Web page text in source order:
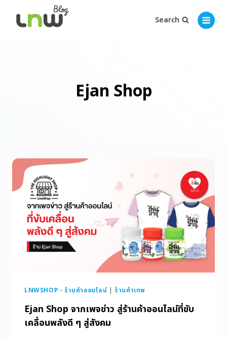
Search
Ejan Shop
LNWSHOP - ร้านค้าออนไลน์ | ร้านค้าเทพ
Ejan Shop จากเพจข่าว สู่ร้านค้าออนไลน์ที่ขับ
เคลื่อนพลังดี ๆ สู่สังคม